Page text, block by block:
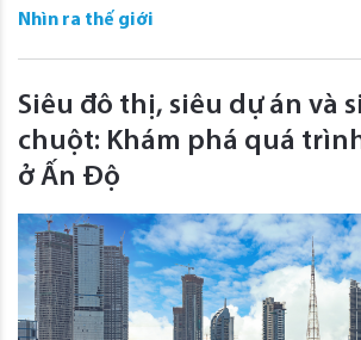
Nhìn ra thế giới
Siêu đô thị, siêu dự án và
chuột: Khám phá quá
ở Ấn Độ